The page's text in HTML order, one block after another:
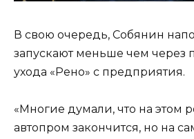
В свою очередь, Собянин
запускают меньше чем через
ухода «Рено» с предприятия.
«Многие думали, что на этом
автопром закончится, но на